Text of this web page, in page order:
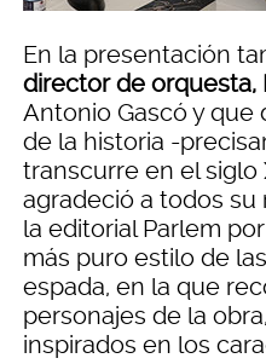
En la presentación
director de orquesta,
Antonio Gascó y que
de la historia -
transcurre en el siglo
agradeció a todos su
la editorial Parlem
más puro estilo de
espada, en la que
personajes de la
inspirados en los